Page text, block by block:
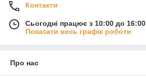
Контакти
Сьогодні працює з 10:00 до 16:00
Показати весь графік роботи
Про нас